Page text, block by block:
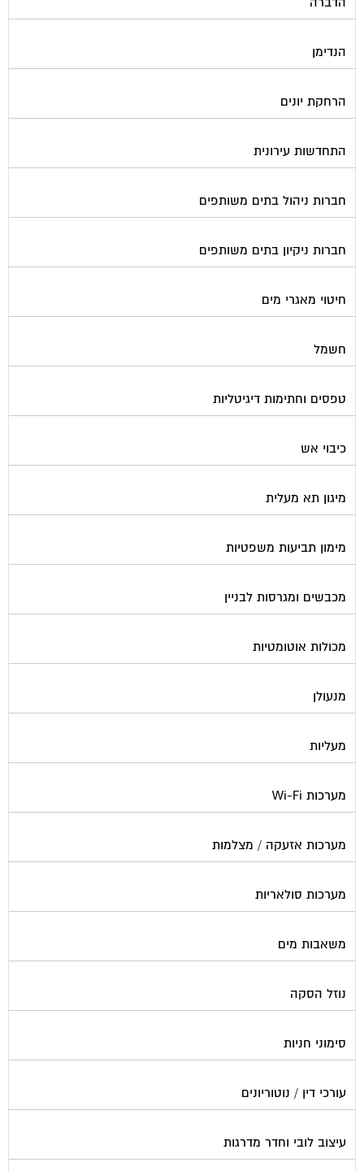
הנדימן
הרחקת יונים
התחדשות עירונית
חברות ניהול בתים משותפים
חברות ניקיון בתים משותפים
חיטוי מאגרי מים
חשמל
טפסים וחתימות דיגיטליות
כיבוי אש
מיגון תא מעלית
מימון תביעות משפטיות
מכבשים ומגרסות לבניין
מכולות אוטומטיות
מנעולן
מעליות
מערכות Wi-Fi
מערכות אזעקה / מצלמות
מערכות סולאריות
משאבות מים
נוזל הסקה
סימוני חניות
עורכי דין / נוטוריונים
עיצוב לובי וחדר מדרגות